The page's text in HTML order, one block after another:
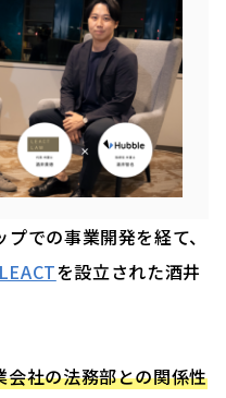
での事業開発を経て、
を設立された酒井
会社の法務部との関係性